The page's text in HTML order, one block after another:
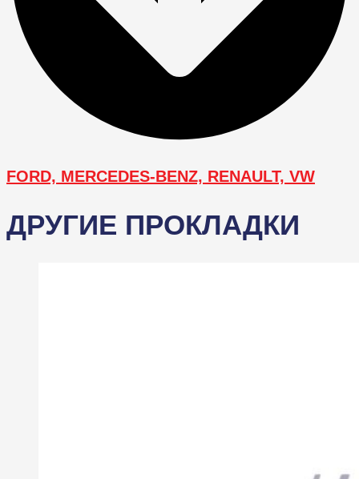
FORD, MERCEDES-BENZ, RENAULT, VW
ДРУГИЕ ПРОКЛАДКИ